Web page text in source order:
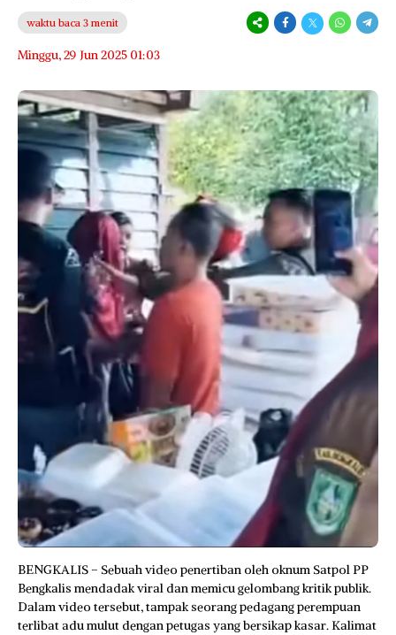
waktu baca 3 menit
Minggu, 29 Jun 2025 01:03
BENGKALIS – Sebuah video penertiban oleh oknum Satpol PP
Bengkalis mendadak viral dan memicu gelombang kritik publik.
Dalam video tersebut, tampak seorang pedagang perempuan
terlibat adu mulut dengan petugas yang bersikap kasar. Kalimat